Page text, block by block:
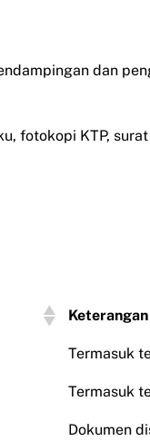
dan
fotokopi KTP,
Keterangan
Termasuk
Termasuk
Dokumen